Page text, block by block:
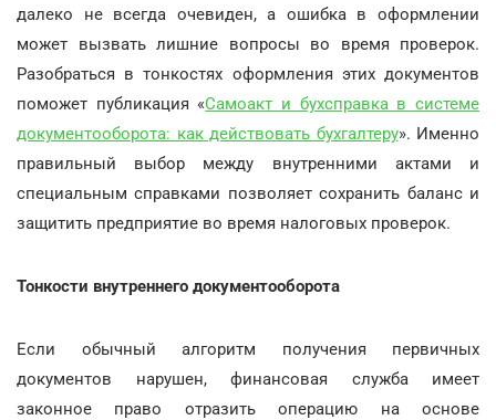
далеко не всегда очевиден, а ошибка в оформлении
может вызвать лишние вопросы во время проверок.
Разобраться в тонкостях оформления этих документов
поможет публикация «Самоакт и бухсправка в системе
документооборота: как действовать бухгалтеру». Именно
правильный выбор между внутренними актами и
специальным справками позволяет сохранить баланс и
защитить предприятие во время налоговых проверок.
Тонкости внутреннего документооборота
Если обычный алгоритм получения первичных
документов нарушен, финансовая служба имеет
законное право отразить операцию на основе